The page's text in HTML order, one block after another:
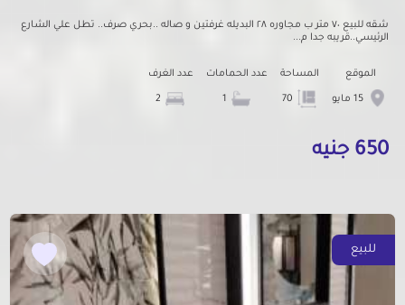
شقه للبيع ٧٠ متر ب مجاوره ٢٨ البديله غرفتين و صاله ..بحري صرف.. تطل علي الشارع
الرئيسي..قريبه جدا م...
الموقع المساحة عدد الحمامات عدد الغرف
650 جنيه
للبيع